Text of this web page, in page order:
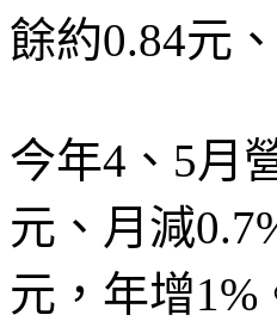
餘約0.84元
今年4、5月
元、月減
元，年增1%